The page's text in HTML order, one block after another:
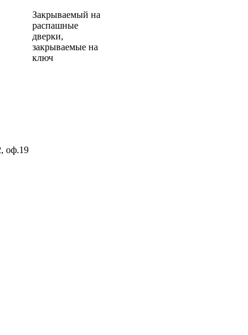
Закрываемый на
распашные
дверки,
закрываемые на
ключ
оф.19